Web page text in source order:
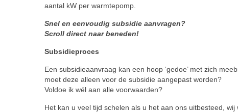
aantal kW per warmtepomp.
Snel en eenvoudig subsidie aanvragen?
Scroll direct naar beneden!
Subsidieproces
Een subsidieaanvraag kan een hoop ‘gedoe’ met zich
moet deze alleen voor de subsidie aangepast worden?
Voldoe ik wél aan alle voorwaarden?
Het kan u veel tijd schelen als u het aan ons uitbesteed,